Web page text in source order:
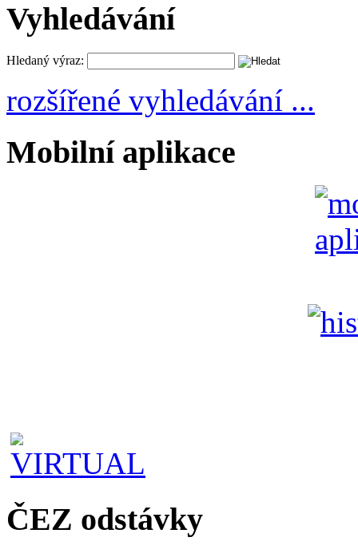
Vyhledávání
Hledaný výraz:
rozšířené vyhledávání ...
Mobilní aplikace
ČEZ odstávky